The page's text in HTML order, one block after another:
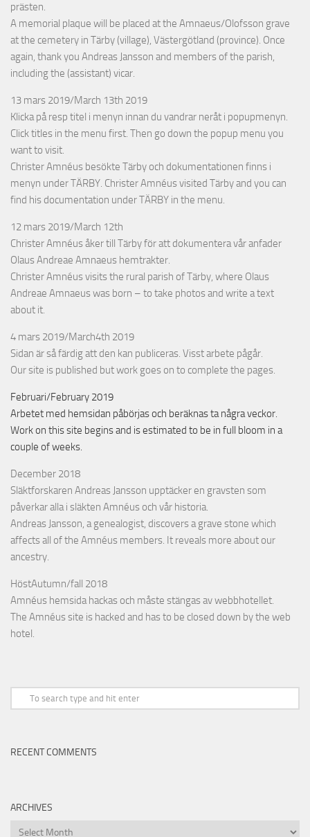
prästen.
A memorial plaque will be placed at the Amnaeus/Olofsson grave
at the cemetery in Tärby (village), Västergötland (province). Once
again, thank you Andreas Jansson and members of the parish,
including the (assistant) vicar.
13 mars 2019/March 13th 2019
Klicka på resp titel i menyn innan du vandrar neråt i popupmenyn.
Click titles in the menu first. Then go down the popup menu you
want to visit.
Christer Amnéus besökte Tärby och dokumentationen finns i
menyn under TÄRBY. Christer Amnéus visited Tärby and you can
find his documentation under TÄRBY in the menu.
12 mars 2019/March 12th
Christer Amnéus åker till Tärby för att dokumentera vår anfader
Olaus Andreae Amnaeus hemtrakter.
Christer Amnéus visits the rural parish of Tärby, where Olaus
Andreae Amnaeus was born – to take photos and write a text
about it.
4 mars 2019/March4th 2019
Sidan är så färdig att den kan publiceras. Visst arbete pågår.
Our site is published but work goes on to complete the pages.
Februari/February 2019
Arbetet med hemsidan påbörjas och beräknas ta några veckor.
Work on this site begins and is estimated to be in full bloom in a
couple of weeks.
December 2018
Släktforskaren Andreas Jansson upptäcker en gravsten som
påverkar alla i släkten Amnéus och vår historia.
Andreas Jansson, a genealogist, discovers a grave stone which
affects all of the Amnéus members. It reveals more about our
ancestry.
HöstAutumn/fall 2018
Amnéus hemsida hackas och måste stängas av webbhotellet.
The Amnéus site is hacked and has to be closed down by the web
hotel.
RECENT COMMENTS
ARCHIVES
Archives